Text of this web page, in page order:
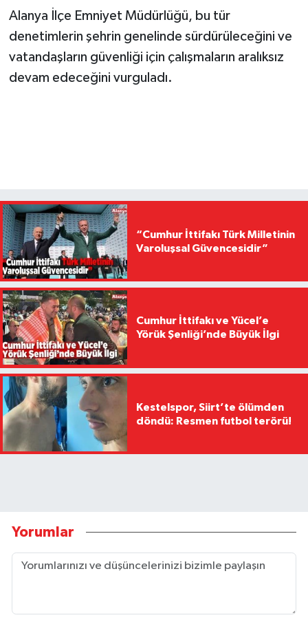
Alanya İlçe Emniyet Müdürlüğü, bu tür
denetimlerin şehrin genelinde sürdürüleceğini ve
vatandaşların güvenliği için çalışmaların aralıksız
devam edeceğini vurguladı.
“Cumhur İttifakı Türk Milletinin
Varoluşsal Güvencesidir”
Cumhur İttifakı ve Yücel’e
Yörük Şenliği’nde Büyük İlgi
Kestelspor, Siirt’te ölümden
döndü: Resmen futbol terörü!
Yorumlar